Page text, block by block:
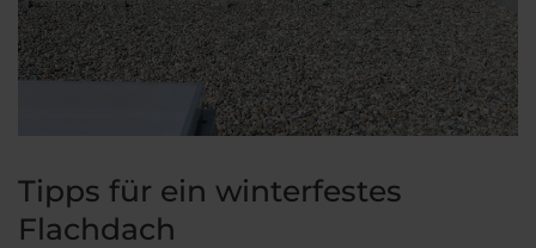
Tipps für ein winterfestes
Flachdach